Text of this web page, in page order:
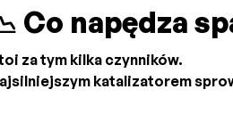
Co napędza
za tym kilka czynników.
katalizatorem